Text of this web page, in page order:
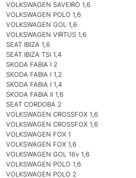
VOLKSWAGEN SAVEIRO 1,6
VOLKSWAGEN POLO 1,6
VOLKSWAGEN GOL 1,6
VOLKSWAGEN VIRTUS 1,6
SEAT IBIZA 1,6
SEAT IBIZA TSI 1,4
SKODA FABIA I 2
SKODA FABIA I 1,2
SKODA FABIA I 1,4
SKODA FABIA II 1,6
SEAT CORDOBA 2
VOLKSWAGEN CROSSFOX 1,6
VOLKSWAGEN CROSSFOX 1,6
VOLKSWAGEN FOX 1
VOLKSWAGEN FOX 1,6
VOLKSWAGEN GOL 16v 1,6
VOLKSWAGEN POLO 1,6
VOLKSWAGEN POLO 2